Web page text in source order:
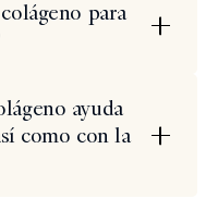
para
ayuda
como con la